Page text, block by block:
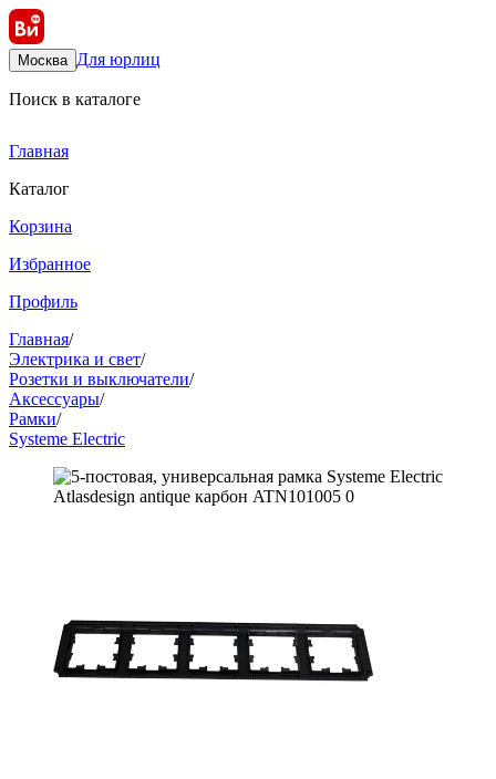
Москва Для юрлиц
Поиск в каталоге
Главная
Каталог
Корзина
Избранное
Профиль
Главная/
Электрика и свет/
Розетки и выключатели/
Аксессуары/
Рамки/
Systeme Electric